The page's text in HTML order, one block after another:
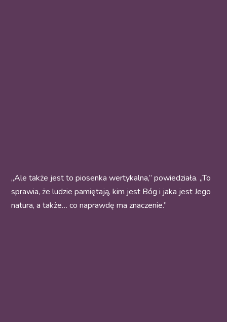
„Ale także jest to piosenka wertykalna,” powiedziała. „To
sprawia, że ludzie pamiętają, kim jest Bóg i jaka jest Jego
natura, a także… co naprawdę ma znaczenie.”